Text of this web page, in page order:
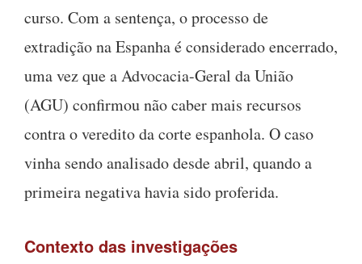
curso. Com a sentença, o processo de
extradição na Espanha é considerado encerrado,
uma vez que a Advocacia-Geral da União
(AGU) confirmou não caber mais recursos
contra o veredito da corte espanhola. O caso
vinha sendo analisado desde abril, quando a
primeira negativa havia sido proferida.
Contexto das investigações